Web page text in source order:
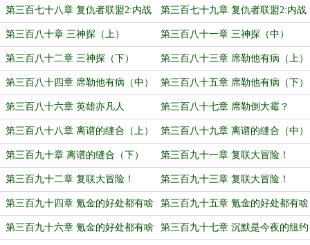
侵（下） （上）
第三百七十八章 复仇者联盟2:内战
（中）
第三百七十九章 复仇者联盟2:内战
（下）
第三百八十章 三神探（上） 第三百八十一章 三神探（中）
第三百八十二章 三神探（下） 第三百八十三章 席勒他有病（上）
第三百八十四章 席勒他有病（中） 第三百八十五章 席勒他有病（下）
第三百八十六章 英雄亦凡人 第三百八十七章 席勒倒大霉？
第三百八十八章 离谱的缝合（上） 第三百八十九章 离谱的缝合（中）
第三百九十章 离谱的缝合（下） 第三百九十一章 复联大冒险！
（上）
第三百九十二章 复联大冒险！
（中）
第三百九十三章 复联大冒险！
（下）
第三百九十四章 氪金的好处都有啥
（上）
第三百九十五章 氪金的好处都有啥
（中）
第三百九十六章 氪金的好处都有啥 第三百九十七章 沉默是今夜的纽约